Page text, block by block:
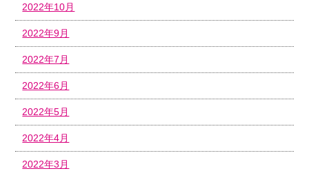
2022年10月
2022年9月
2022年7月
2022年6月
2022年5月
2022年4月
2022年3月